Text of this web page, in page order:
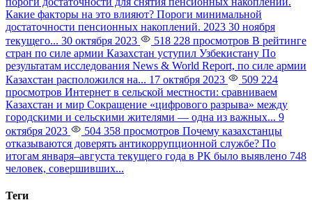
Какие факторы на это влияют? Пороги минимальной
достаточности пенсионных накоплений. 2023 30 ноября
текущего... 30 октября 2023 518 228 просмотров В рейтинге
стран по силе армии Казахстан уступил Узбекистану По
результатам исследования News & World Report, по силе армии
Казахстан расположился на... 17 октября 2023
509 224
просмотров Интернет в сельской местности: сравниваем
Казахстан и мир Сокращение «цифрового разрыва» между
городскими и сельскими жителями — одна из важных... 9
октября 2023
504 358 просмотров Почему казахстанцы
отказываются доверять антикоррупционной службе? По
итогам января–августа текущего года в РК было выявлено 748
человек, совершивших...
Теги